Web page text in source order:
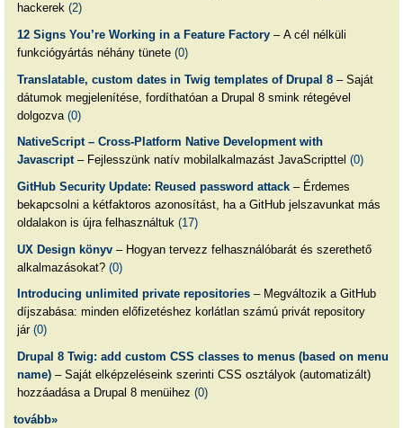
hackerek (2)
12 Signs You’re Working in a Feature Factory– A cél nélküli
funkciógyártás néhány tünete (0)
Translatable, custom dates in Twig templates of Drupal 8– Saját
dátumok megjelenítése, fordíthatóan a Drupal 8 smink rétegével
dolgozva (0)
NativeScript – Cross-Platform Native Development with
Javascript– Fejlesszünk natív mobilalkalmazást JavaScripttel (0)
GitHub Security Update: Reused password attack– Érdemes
bekapcsolni a kétfaktoros azonosítást, ha a GitHub jelszavunkat más
oldalakon is újra felhasználtuk (17)
UX Design könyv– Hogyan tervezz felhasználóbarát és szerethető
alkalmazásokat? (0)
Introducing unlimited private repositories– Megváltozik a GitHub
díjszabása: minden előfizetéshez korlátlan számú privát repository
jár (0)
Drupal 8 Twig: add custom CSS classes to menus (based on menu
name)– Saját elképzeléseink szerinti CSS osztályok (automatizált)
hozzáadása a Drupal 8 menüihez (0)
tovább»